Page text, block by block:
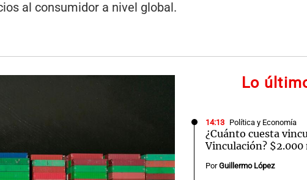
al consumidor a nivel global.
Lo
14:13 Política y Economía
¿Cuánto cuesta
Vinculación?
PorGuillermo López